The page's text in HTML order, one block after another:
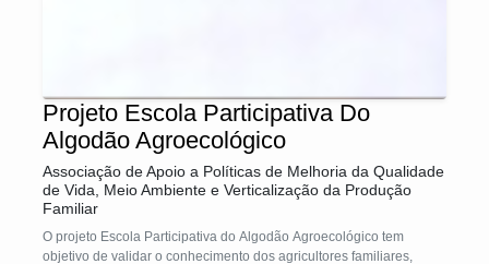
Projeto Escola Participativa Do
Algodão Agroecológico
Associação de Apoio a Políticas de Melhoria da Qualidade
de Vida, Meio Ambiente e Verticalização da Produção
Familiar
O projeto Escola Participativa do Algodão Agroecológico tem
objetivo de validar o conhecimento dos agricultores familiares,